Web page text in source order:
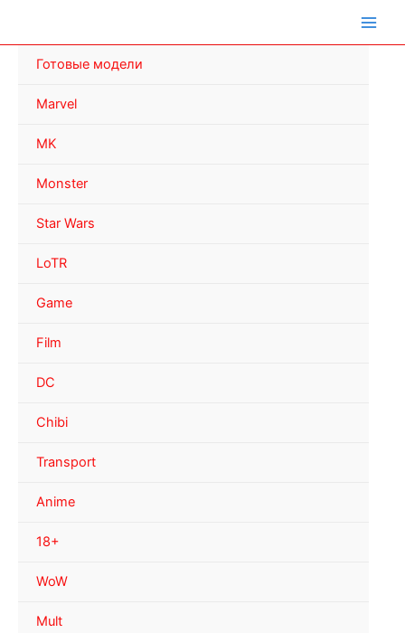
Готовые модели
Marvel
MK
Monster
Star Wars
LoTR
Game
Film
DC
Chibi
Transport
Anime
18+
WoW
Mult